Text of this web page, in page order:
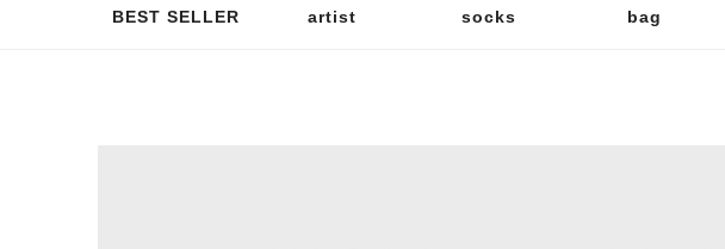
BEST SELLER artist socks bag